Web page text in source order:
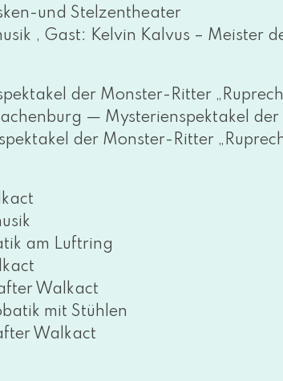
und Stelzentheater
, Gast: Kelvin Kalvus – Meister
der Monster-Ritter
— Mysterienspektakel der
der Monster-Ritter
am Luftring
Walkact
mit Stühlen
Walkact